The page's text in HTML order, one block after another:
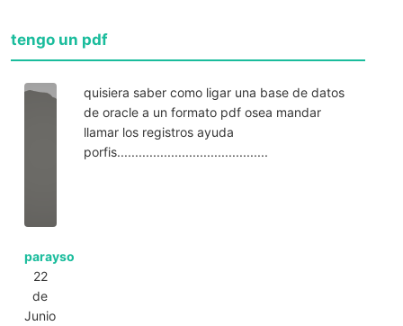
tengo un pdf
parayso
22
de
Junio
quisiera saber como ligar una base de datos
de oracle a un formato pdf osea mandar
llamar los registros ayuda
porfis..........................................